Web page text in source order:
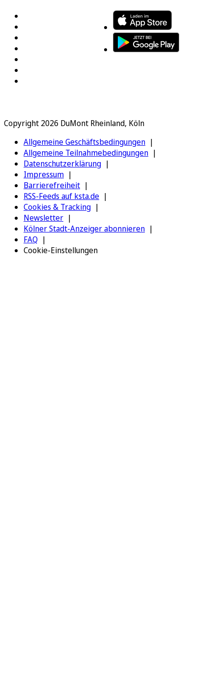
Copyright 2026 DuMont Rheinland, Köln
Allgemeine Geschäftsbedingungen
Allgemeine Teilnahmebedingungen
Datenschutzerklärung
Impressum
Barrierefreiheit
RSS-Feeds auf ksta.de
Cookies & Tracking
Newsletter
Kölner Stadt-Anzeiger abonnieren
FAQ
Cookie-Einstellungen